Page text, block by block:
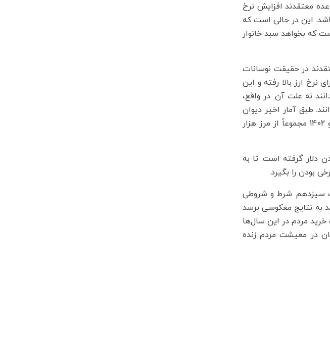
معتقدند افزایش نرخ
این در حالی است که
که بخواهد سبد خانوار
در حقیقت نوسانات
ارز بالا رفته و این
نه علت آن. در واقع،
طبق آمار اخیر دیوان
محاسبات کشور و اعلام وزیر اقتصاد و دارایی، کسری بودجه دولت سیزدهم در سال‌های1401 و 1402 مجموعاً از مرز هزار
دلار گرفته است. تا به
بودن را بگیرد.
سیزدهم شرط و شروطی
به نتایج معکوسی برسد
مردم در این سال‌ها
در معیشت مردم زنده